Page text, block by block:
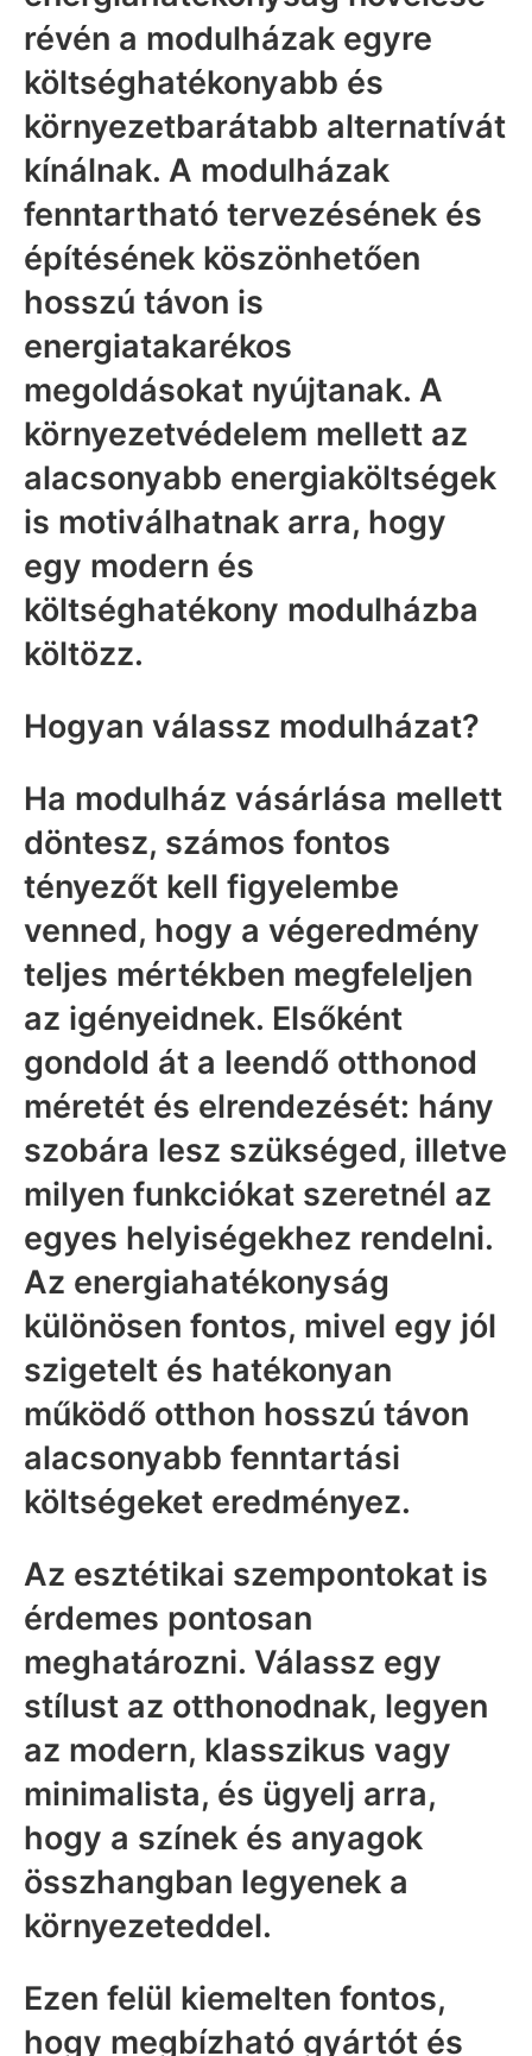
révén a modulházak egyre
költséghatékonyabb és
környezetbarátabb alternatívát
kínálnak. A modulházak
fenntartható tervezésének és
építésének köszönhetően
hosszú távon is
energiatakarékos
megoldásokat nyújtanak. A
környezetvédelem mellett az
alacsonyabb energiaköltségek
is motiválhatnak arra, hogy
egy modern és
költséghatékony modulházba
költözz.
Hogyan válassz modulházat?
Ha modulház vásárlása mellett
döntesz, számos fontos
tényezőt kell figyelembe
venned, hogy a végeredmény
teljes mértékben megfeleljen
az igényeidnek. Elsőként
gondold át a leendő otthonod
méretét és elrendezését: hány
szobára lesz szükséged, illetve
milyen funkciókat szeretnél az
egyes helyiségekhez rendelni.
Az energiahatékonyság
különösen fontos, mivel egy jól
szigetelt és hatékonyan
működő otthon hosszú távon
alacsonyabb fenntartási
költségeket eredményez.
Az esztétikai szempontokat is
érdemes pontosan
meghatározni. Válassz egy
stílust az otthonodnak, legyen
az modern, klasszikus vagy
minimalista, és ügyelj arra,
hogy a színek és anyagok
összhangban legyenek a
környezeteddel.
Ezen felül kiemelten fontos,
hogy megbízható gyártót és